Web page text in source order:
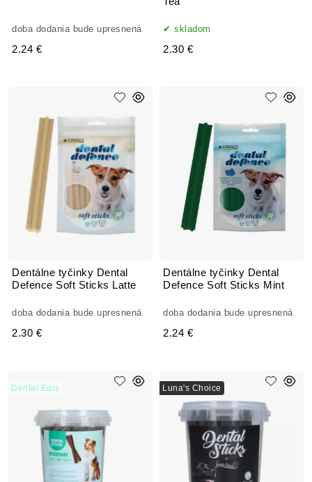
doba dodania bude upresnená
2.24 €
skladom
2.30 €
Dentálne tyčinky Dental
Defence Soft Sticks Latte
doba dodania bude upresnená
2.30 €
Dentálne tyčinky Dental
Defence Soft Sticks Mint
doba dodania bude upresnená
2.24 €
Dental Ears Luna's Choice